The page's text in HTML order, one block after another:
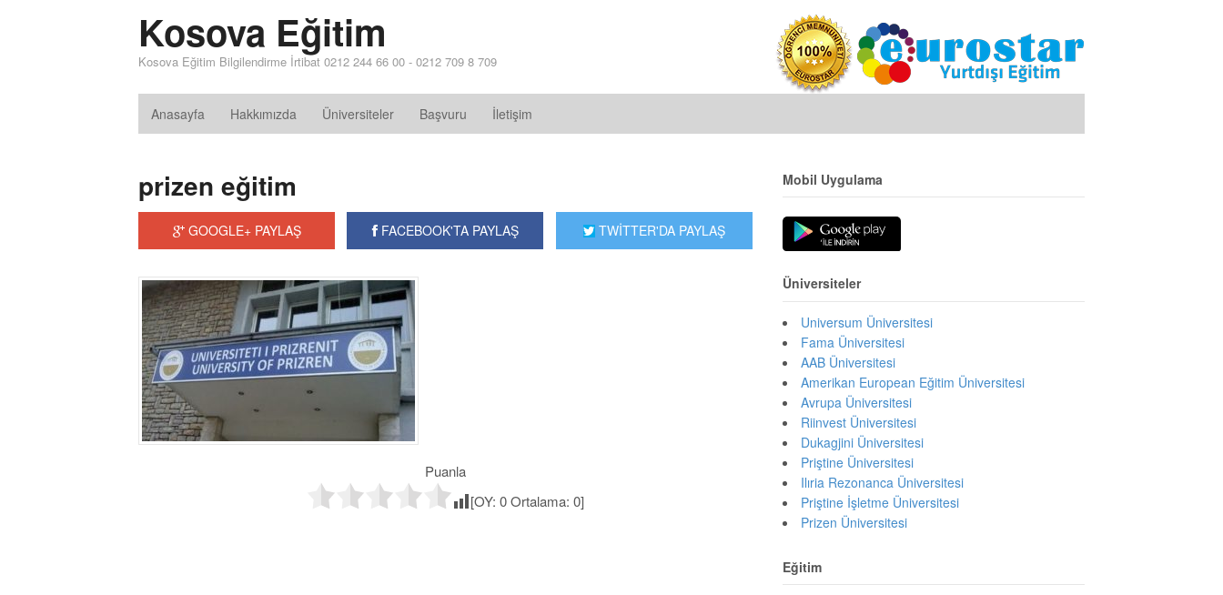
Kosova Eğitim
Kosova Eğitim Bilgilendirme İrtibat 0212 244 66 00 - 0212 709 8 709
Anasayfa Hakkımızda Üniversiteler Başvuru İletişim
prizen eğitim
GOOGLE+ PAYLAŞ FACEBOOK'TA PAYLAŞ TWİTTER'DA PAYLAŞ
Puanla
[OY: 0Ortalama: 0]
Mobil Uygulama
Üniversiteler
Universum Üniversitesi
Fama Üniversitesi
AAB Üniversitesi
Amerikan European Eğitim Üniversitesi
Avrupa Üniversitesi
Riinvest Üniversitesi
Dukagjini Üniversitesi
Priştine Üniversitesi
Ilıria Rezonanca Üniversitesi
Priştine İşletme Üniversitesi
Prizen Üniversitesi
Eğitim